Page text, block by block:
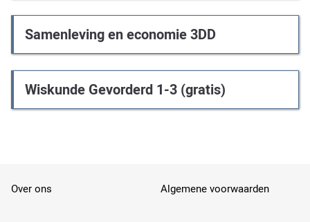
Samenleving en economie 3DD
Wiskunde Gevorderd 1-3 (gratis)
Footer
Over ons Algemene voorwaarden